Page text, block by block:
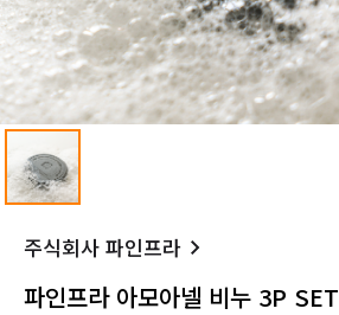
주식회사 파인프라
파인프라 아모아넬 비누 3P SET